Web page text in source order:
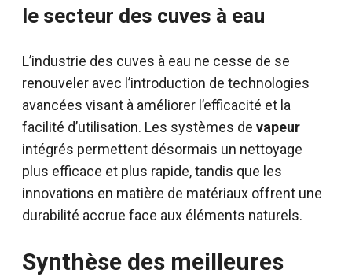
le secteur des cuves à eau
L’industrie des cuves à eau ne cesse de se
renouveler avec l’introduction de technologies
avancées visant à améliorer l’efficacité et la
facilité d’utilisation. Les systèmes de vapeur
intégrés permettent désormais un nettoyage
plus efficace et plus rapide, tandis que les
innovations en matière de matériaux offrent une
durabilité accrue face aux éléments naturels.
Synthèse des meilleures